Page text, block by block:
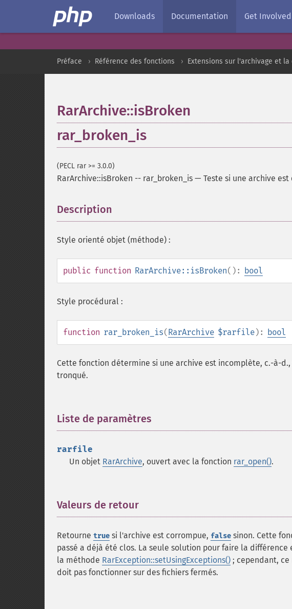
Downloads Documentation Get Involved
Préface Référence des fonctions Extensions sur l'archivage et la
RarArchive::isBroken
rar_broken_is
(PECL rar >= 3.0.0)
RarArchive::isBroken -- rar_broken_is — Teste si une archive
Description
Style orienté objet (méthode) :
public function RarArchive::isBroken(): bool
Style procédural :
function rar_broken_is(RarArchive $rarfile): bool
Cette fonction détermine si une archive est incomplète, c.-à-
tronqué.
Liste de paramètres
rarfile
Un objet RarArchive, ouvert avec la fonction rar_open().
Valeurs de retour
Retourne true si l'archive est corrompue, false sinon. Cette
passé a déjà été clos. La seule solution pour faire la
la méthode RarException::setUsingExceptions() ; cependant, ce
doit pas fonctionner sur des fichiers fermés.